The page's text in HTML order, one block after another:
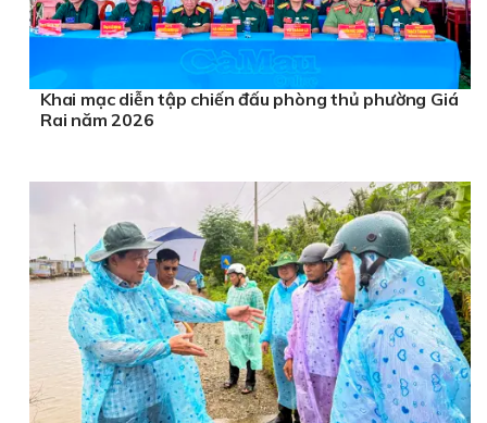
Khai mạc diễn tập chiến đấu phòng thủ phường Giá
Rai năm 2026